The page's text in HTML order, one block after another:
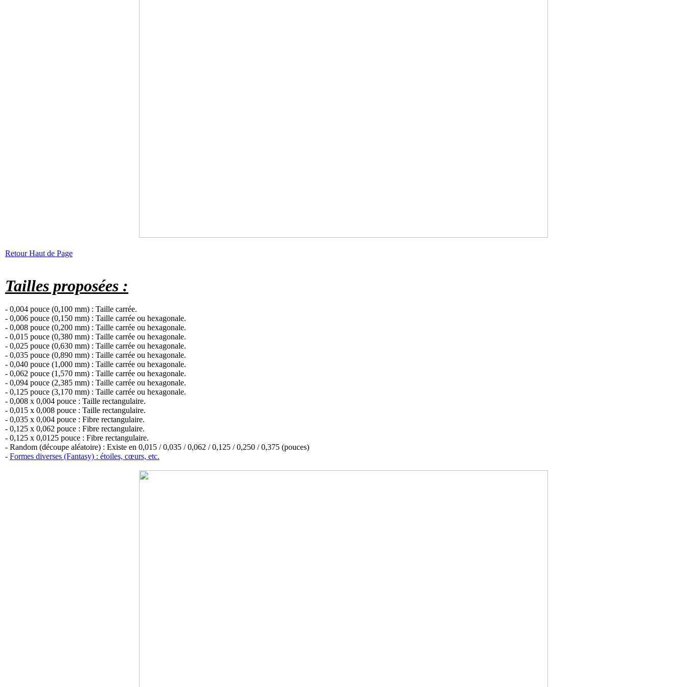
Retour Haut de Page
Tailles proposées :
- 0,004 pouce (0,100 mm) : Taille carrée.
- 0,006 pouce (0,150 mm) : Taille carrée ou hexagonale.
- 0,008 pouce (0,200 mm) : Taille carrée ou hexagonale.
- 0,015 pouce (0,380 mm) : Taille carrée ou hexagonale.
- 0,025 pouce (0,630 mm) : Taille carrée ou hexagonale.
- 0,035 pouce (0,890 mm) : Taille carrée ou hexagonale.
- 0,040 pouce (1,000 mm) : Taille carrée ou hexagonale.
- 0,062 pouce (1,570 mm) : Taille carrée ou hexagonale.
- 0,094 pouce (2,385 mm) : Taille carrée ou hexagonale.
- 0,125 pouce (3,170 mm) : Taille carrée ou hexagonale.
- 0,008 x 0,004 pouce : Taille rectangulaire.
- 0,015 x 0,008 pouce : Taille rectangulaire.
- 0,035 x 0,004 pouce : Fibre rectangulaire.
- 0,125 x 0,062 pouce : Fibre rectangulaire.
- 0,125 x 0,0125 pouce : Fibre rectangulaire.
- Random (découpe aléatoire) : Existe en 0,015 / 0,035 / 0,062 / 0,125 / 0,250 / 0,375 (pouces)
- Formes diverses (Fantasy) : étoiles, cœurs, etc.